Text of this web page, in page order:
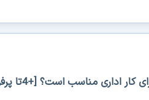
اداری مناسب است؟ [+4تا پرفروش]